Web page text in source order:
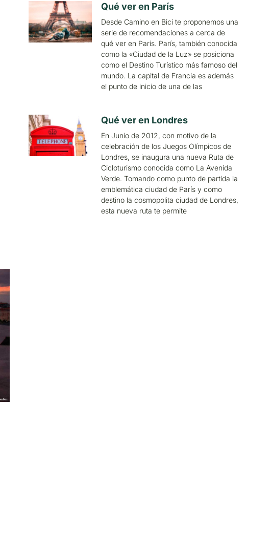
Qué ver en París
Desde Camino en Bici te proponemos una
serie de recomendaciones a cerca de
qué ver en París. París, también conocida
como la «Ciudad de la Luz» se posiciona
como el Destino Turístico más famoso del
mundo. La capital de Francia es además
el punto de inicio de una de las
Qué ver en Londres
En Junio de 2012, con motivo de la
celebración de los Juegos Olímpicos de
Londres, se inaugura una nueva Ruta de
Cicloturismo conocida como La Avenida
Verde. Tomando como punto de partida la
emblemática ciudad de París y como
destino la cosmopolita ciudad de Londres,
esta nueva ruta te permite